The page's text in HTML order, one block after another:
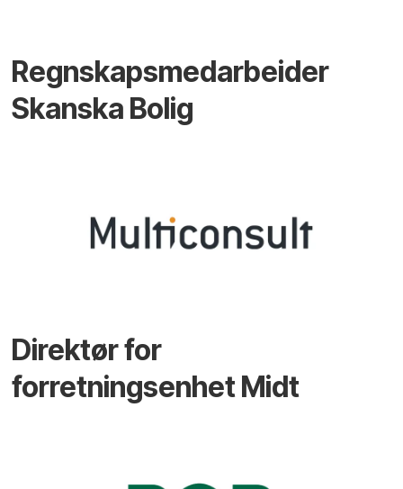
Regnskapsmedarbeider
Skanska Bolig
Direktør for
forretningsenhet Midt